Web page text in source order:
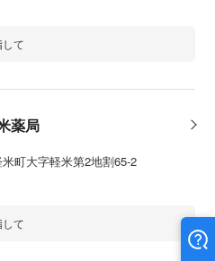
て
薬局
町大字軽米第2地割65-2
て